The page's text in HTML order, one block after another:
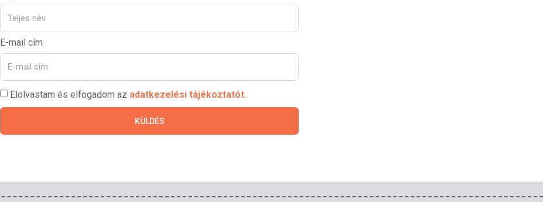
E-mail cím
Elolvastam és elfogadom az adatkezelési tájékoztatót.
KÜLDÉS